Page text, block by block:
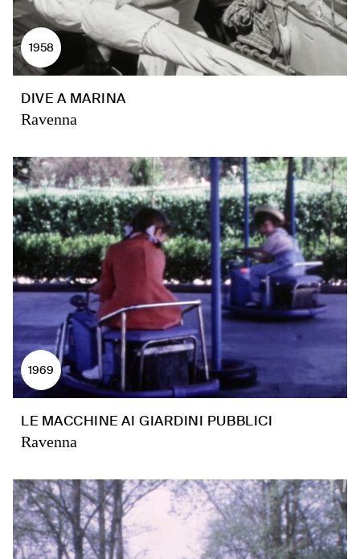
1958
DIVE A MARINA
Ravenna
1969
LE MACCHINE AI GIARDINI PUBBLICI
Ravenna